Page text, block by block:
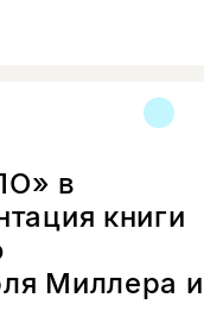
в
книги
Миллера и